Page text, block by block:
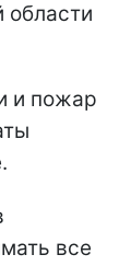
области
и пожар
все